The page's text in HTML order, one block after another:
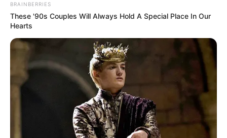
BRAINBERRIES
These '90s Couples Will Always Hold A Special Place In Our
Hearts